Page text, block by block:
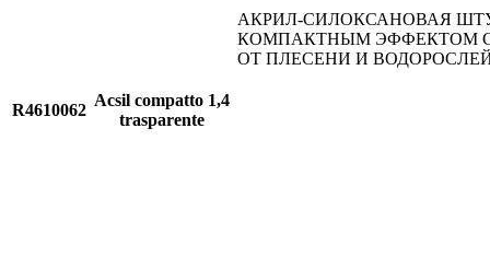
АКРИЛ-СИЛОКСАНОВАЯ
КОМПАКТНЫМ ЭФФЕКТОМ
ОТ ПЛЕСЕНИ И
R4610062
Acsil compatto 1,4
trasparente